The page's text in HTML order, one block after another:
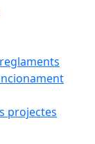
projectes